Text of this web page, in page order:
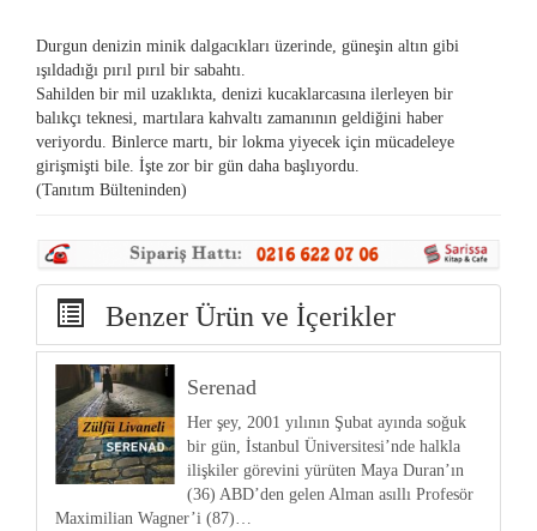
Durgun denizin minik dalgacıkları üzerinde, güneşin altın gibi
ışıldadığı pırıl pırıl bir sabahtı.
Sahilden bir mil uzaklıkta, denizi kucaklarcasına ilerleyen bir
balıkçı teknesi, martılara kahvaltı zamanının geldiğini haber
veriyordu. Binlerce martı, bir lokma yiyecek için mücadeleye
girişmişti bile. İşte zor bir gün daha başlıyordu.
(Tanıtım Bülteninden)
Benzer Ürün ve İçerikler
Serenad
Her şey, 2001 yılının Şubat ayında soğuk
bir gün, İstanbul Üniversitesi’nde halkla
ilişkiler görevini yürüten Maya Duran’ın
(36) ABD’den gelen Alman asıllı Profesör
Maximilian Wagner’i (87)…